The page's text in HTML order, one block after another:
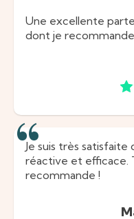
Une excellente
dont je
Je suis très satisfaite
réactive et efficace.
recommande !